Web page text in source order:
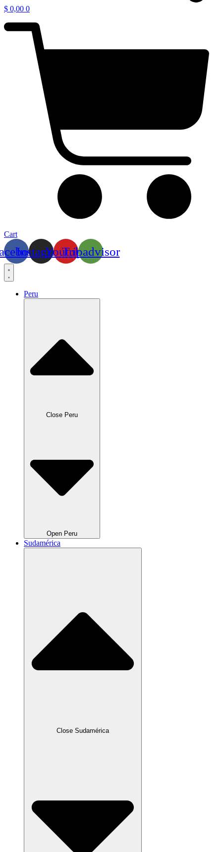
$ 0,00 0
Cart
InstagramYoutube
Tripadvisor
Peru
Close Peru
Open Peru
Sudamérica
Close Sudamérica